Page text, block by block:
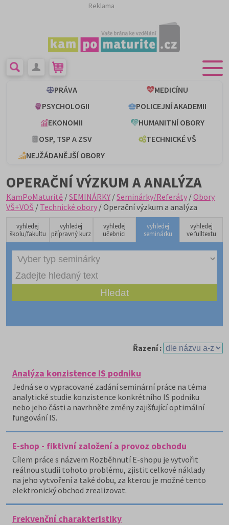
Reklama
PRÁVA
MEDICÍNU
PSYCHOLOGII
POLICEJNÍ AKADEMII
EKONOMII
HUMANITNÍ OBORY
OSP, TSP A ZSV
TECHNICKÉ VŠ
NEJŽÁDANĚJŠÍ OBORY
OPERAČNÍ VÝZKUM A ANALÝZA
KamPoMaturitě /SEMINÁRKY /Seminárky/Referáty /Obory
VŠ+VOŠ / Technické obory / Operační výzkum a analýza
vyhledej
školu/fakultu
vyhledej
přípravný kurz
vyhledej
učebnici
vyhledej
seminárku
vyhledej
ve fulltextu
Řazení :
Analýza konzistence IS podniku
Jedná se o vypracované zadání seminární práce na téma
analytické studie konzistence konkrétního IS podniku
nebo jeho části a navrhněte změny zajišťující optimální
fungování IS.
E-shop - fiktivní založení a provoz obchodu
Cílem práce s názvem Rozběhnutí E-shopu je vytvořit
reálnou studii tohoto problému, zjistit celkové náklady
na jeho vytvoření a také dobu, za kterou je možné tento
elektronický obchod zrealizovat.
Frekvenční charakteristiky